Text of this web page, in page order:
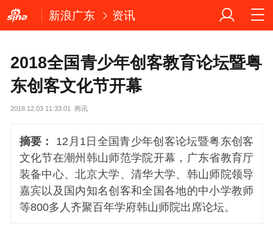
新浪广东 资讯
2018全国青少年创客教育论坛暨粤
东创客文化节开幕
2018.12.03 11:33:01 商讯
摘要：
12月1日全国青少年创客论坛暨粤东创客
文化节在潮州韩山师范学院开幕，广东省教育厅
装备中心、北京大学、清华大学、韩山师院领导
嘉宾以及国内知名创客和全国各地的中小学教师
等800多人齐聚百年学府韩山师院出席论坛。